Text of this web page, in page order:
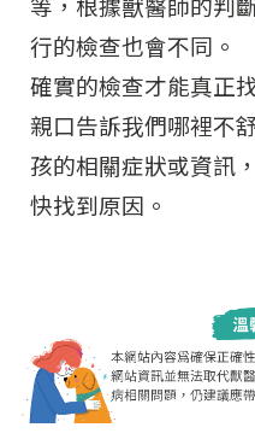
行的檢查也會不同。
確實的檢查才能真正
親口告訴我們哪裡不
孩的相關症狀或資訊
快找到原因。